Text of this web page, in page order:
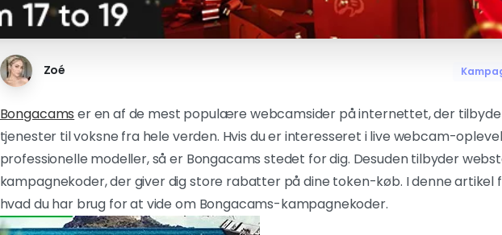
Zoé
Bongacams er en af de mest populære webcamsider på internettet, der
tjenester til voksne fra hele verden. Hvis du er interesseret i live webcam-
professionelle modeller, så er Bongacams stedet for dig. Desuden tilbyder
kampagnekoder, der giver dig store rabatter på dine token-køb. I denne
hvad du har brug for at vide om Bongacams-kampagnekoder.